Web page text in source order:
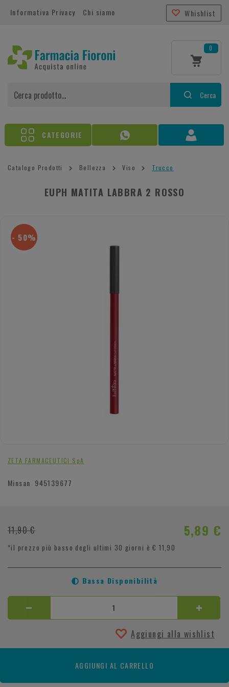
Informativa Privacy Chi siamo Whishlist
0
Cerca
CATEGORIE
Catalogo Prodotti Bellezza Viso Trucco
EUPH MATITA LABBRA 2 ROSSO
- 50%
ZETA FARMACEUTICI SpA
Minsan 945139677
11,90 € 5,89 €
*il prezzo più basso degli ultimi 30 giorni è € 11,90
Bassa Disponibilità
Aggiungi alla wishlist
AGGIUNGI AL CARRELLO